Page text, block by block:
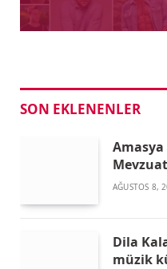
SON EKLENENLER
Amasya
AĞUSTOS 8,
Dila
müzik